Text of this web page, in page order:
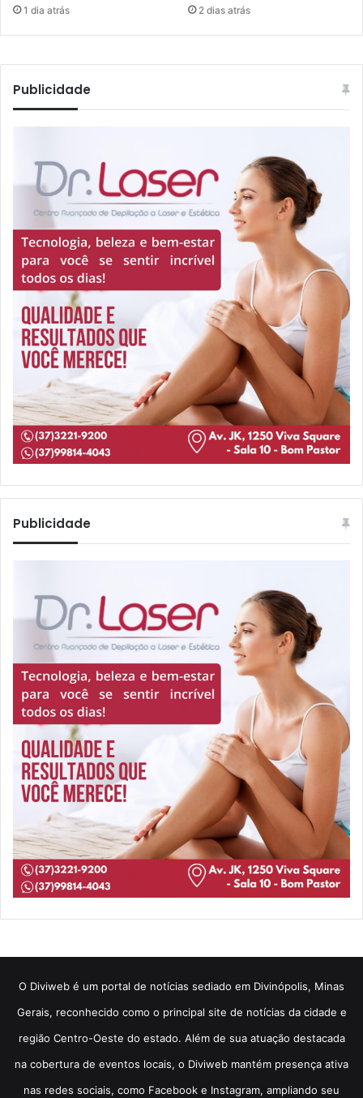
1 dia atrás 2 dias atrás
Publicidade
Publicidade
​O Diviweb é um portal de notícias sediado em Divinópolis, Minas
Gerais, reconhecido como o principal site de notícias da cidade e
região Centro-Oeste do estado. Além de sua atuação destacada
na cobertura de eventos locais, o Diviweb mantém presença ativa
nas redes sociais, como Facebook e Instagram, ampliando seu